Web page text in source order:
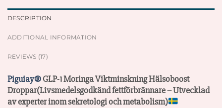
DESCRIPTION
ADDITIONAL INFORMATION
REVIEWS (17)
Piguiay®GLP-1 Moringa Viktminskning Hälsoboost
Droppar(Livsmedelsgodkänd fettförbrännare – Utvecklad
av experter inom sekretologi och metabolism)